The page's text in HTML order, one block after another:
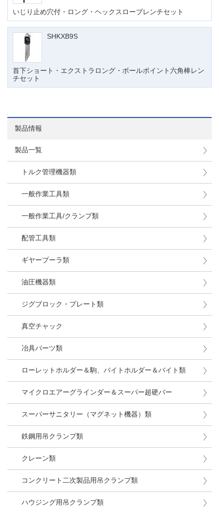
いじり止め穴付・ロング・ヘックスローブレンチセット
SHKXB9S
首下ショート・エクストラロング・ボールポイント六角棒レン
チセット
製品情報
製品一覧
トルク管理機器類
一般作業工具類
一般作業工具/クランプ類
配管工具類
ギヤープーラ類
油圧機器類
ジグブロック・プレート類
真空チャック
冶具パーツ類
ローレットホルダー＆駒、バイトホルダー＆バイト類
マイクロエアーグラインダー＆スーパー超硬バー
スーパーサニタリー（マグネット機器）類
鉄鋼用吊クランプ類
クレーン類
コンクリート二次製品用吊クランプ類
ハウジング用吊クランプ類